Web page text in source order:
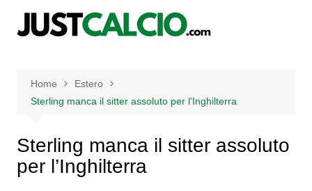
Home
Estero
Sterling manca il sitter assoluto per l’Inghilterra
Sterling manca il sitter assoluto
per l’Inghilterra